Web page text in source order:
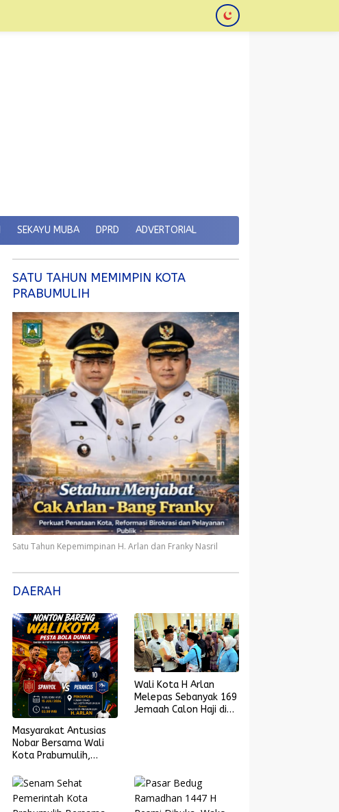
SEKAYU MUBA DPRD ADVERTORIAL
SATU TAHUN MEMIMPIN KOTA
PRABUMULIH
Satu Tahun Kepemimpinan H. Arlan dan Franky Nasril
DAERAH
Masyarakat Antusias
Nobar Bersama Wali
Kota Prabumulih,
Final Piala Dunia 2026
Wali Kota H Arlan
Melepas Sebanyak 169
Jemaah Calon Haji di